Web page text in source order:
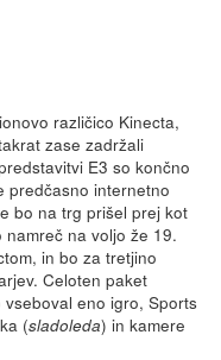
različico Kinecta,
zase zadržali
E3 so končno
predčasno internetno
bo na trg prišel prej kot
namreč na voljo že 19.
in bo za tretjino
Celoten paket
eno igro, Sports
(sladoleda) in kamere